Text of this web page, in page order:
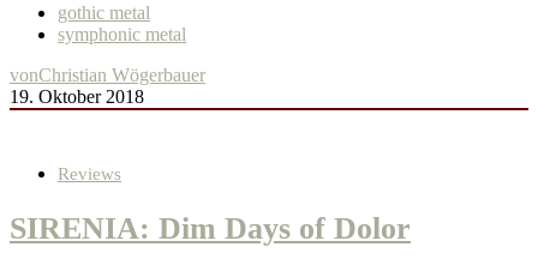
gothic metal
symphonic metal
vonChristian Wögerbauer
19. Oktober 2018
Reviews
SIRENIA: Dim Days of Dolor